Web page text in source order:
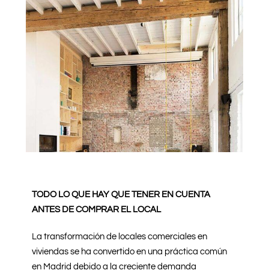
TODO LO QUE HAY QUE TENER EN CUENTA
ANTES DE COMPRAR EL LOCAL
La transformación de locales comerciales en
viviendas se ha convertido en una práctica común
en Madrid debido a la creciente demanda